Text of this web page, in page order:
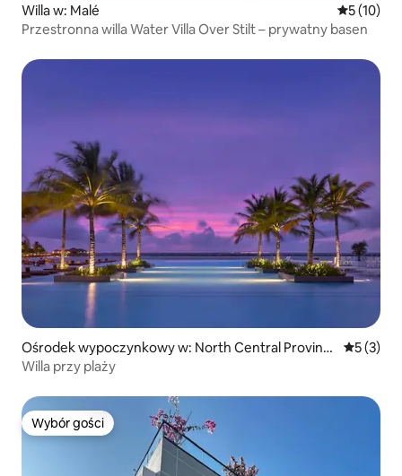
Willa w: Malé Średnia
5 (10)
Przestronna willa Water Villa Over Stilt – prywatny basen
Ośrodek wypoczynkowy w: North Central Provinc
e
Średnia
5 (3)
Willa przy plaży
Wybór gości
Wybór gości